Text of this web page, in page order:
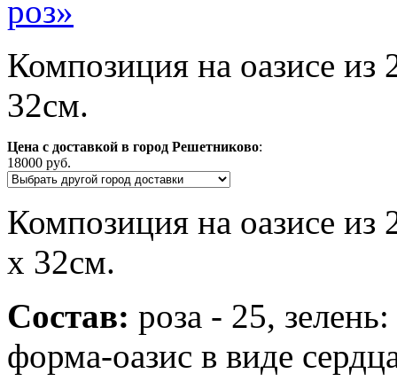
Композиция на оазисе из
32см.
Цена с доставкой в город Решетниково:
18000 руб.
Композиция на оазисе
х 32см.
Состав: роза - 25,
форма-оазис в виде